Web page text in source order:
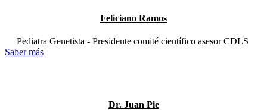
Feliciano Ramos
Pediatra Genetista - Presidente comité científico asesor CDLS
Saber más
Dr. Juan Pie